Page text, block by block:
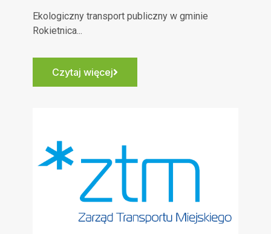
Ekologiczny transport publiczny w gminie
Rokietnica...
Czytaj więcej